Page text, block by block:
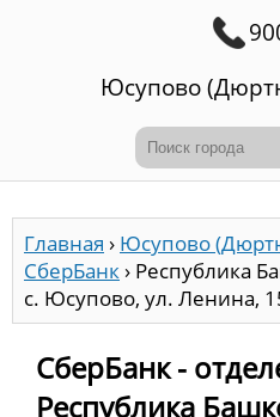
Юсупово
Главная › Юсупово
СберБанк› Республика
с. Юсупово, ул. Ленина,
СберБанк -
Республика